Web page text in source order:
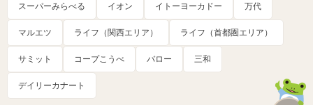
スーパーみらべる イオン イトーヨーカドー 万代
マルエツ ライフ（関西エリア） ライフ（首都圏エリア）
サミット コープこうべ バロー 三和
デイリーカナート